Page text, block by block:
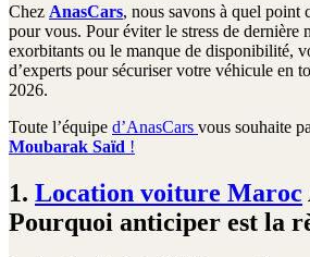
Chez AnasCars, nous savons à quel point
pour vous. Pour éviter le stress de dernière
exorbitants ou le manque de disponibilité,
d’experts pour sécuriser votre véhicule en
2026.
Toute l’équipe d’AnasCars vous souhaite
Moubarak Saïd !
1. Location voiture Maroc
Pourquoi anticiper est la